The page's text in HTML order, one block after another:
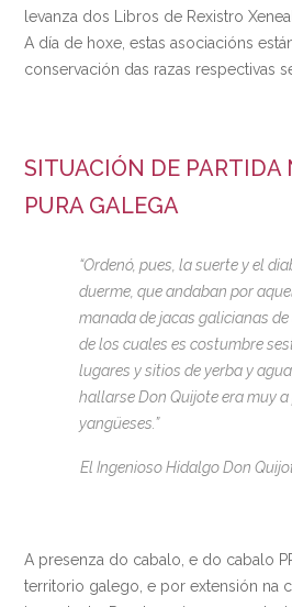
levanza dos Libros de Rexistro
A día de hoxe, estas asociacións
conservación das razas respectivas
SITUACIÓN DE PARTIDA
PURA GALEGA
“Ordenó, pues, la suerte y el
duerme, que andaban por
manada de jacas galicianas
de los cuales es costumbre
lugares y sitios de yerba y
hallarse Don Quijote era muy
yangüeses.”
El Ingenioso Hidalgo Don
A presenza do cabalo, e do cabalo
territorio galego, e por extensión na